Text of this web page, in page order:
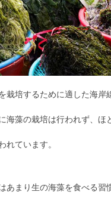
栽培するために適した海岸
海藻の栽培は行われず、ほ
れています。
あまり生の海藻を食べる習